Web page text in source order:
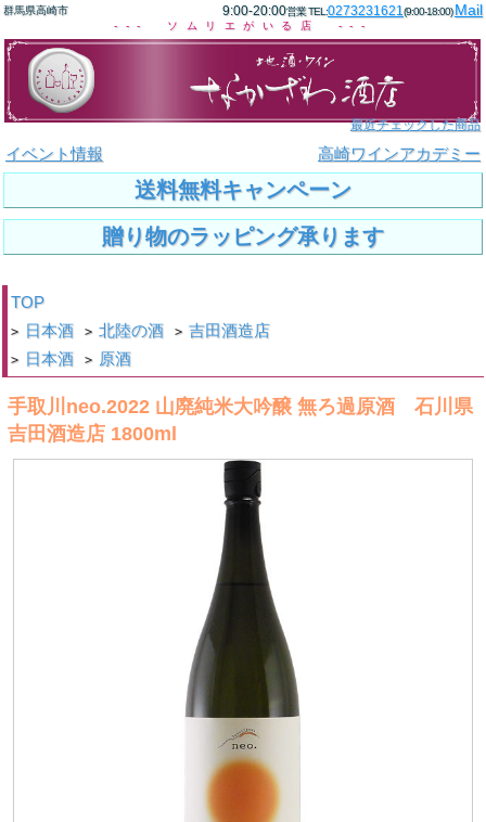
群馬県高崎市 9:00-20:00営業 TEL:0273231621(9:00-18:00)Mail
--- ソムリエがいる店 ---
最近チェックした商品
イベント情報 高崎ワインアカデミー
送料無料キャンペーン
贈り物のラッピング承ります
TOP
> 日本酒 > 北陸の酒 > 吉田酒造店
> 日本酒 > 原酒
手取川neo.2022 山廃純米大吟醸 無ろ過原酒 石川県
吉田酒造店 1800ml